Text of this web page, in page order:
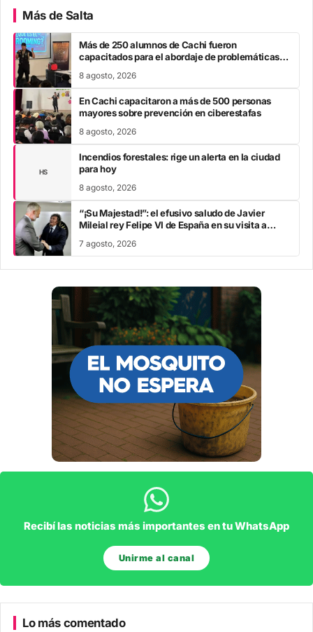
Más de Salta
Más de 250 alumnos de Cachi fueron
capacitados para el abordaje de problemáticas
8 agosto, 2026
En Cachi capacitaron a más de 500 personas
mayores sobre prevención en ciberestafas
8 agosto, 2026
HS
Incendios forestales: rige un alerta en la ciudad
para hoy
8 agosto, 2026
“¡Su Majestad!”: el efusivo saludo de Javier
Mileial rey Felipe VI de España en su visita a
7 agosto, 2026
Recibí las noticias más importantes en tu WhatsApp
Unirme al canal
Lo más comentado